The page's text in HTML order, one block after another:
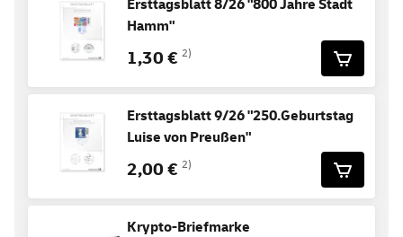
Ersttagsblatt 8/26 "800 Jahre Stadt
Hamm"
1,30 € 2)
Ersttagsblatt 9/26 "250.Geburtstag
Luise von Preußen"
2,00 € 2)
Krypto-Briefmarke